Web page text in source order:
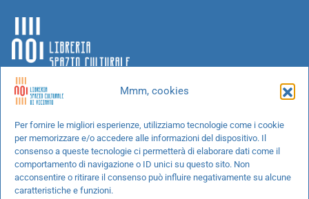
Mmm, cookies
Per fornire le migliori esperienze, utilizziamo tecnologie come i cookie
per memorizzare e/o accedere alle informazioni del dispositivo. Il
consenso a queste tecnologie ci permetterà di elaborare dati come il
comportamento di navigazione o ID unici su questo sito. Non
acconsentire o ritirare il consenso può influire negativamente su alcune
caratteristiche e funzioni.
Chi siamo
Progetti speciali
Richiedi un libro
Spedizioni